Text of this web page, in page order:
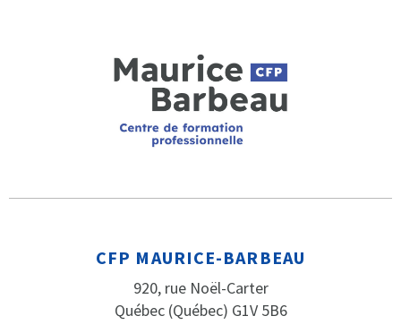
CFP MAURICE-BARBEAU
920, rue Noël-Carter
Québec (Québec) G1V 5B6